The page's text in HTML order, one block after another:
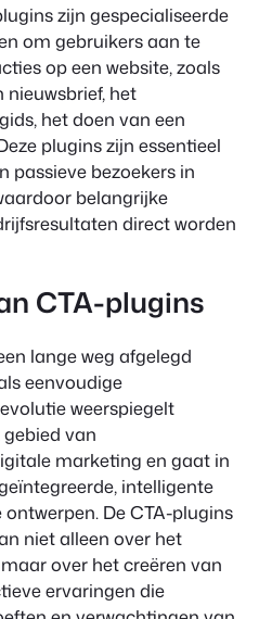
zijn gespecialiseerde
om gebruikers aan te
op een website, zoals
nieuwsbrief, het
het doen van een
plugins zijn essentieel
passieve bezoekers in
belangrijke
direct worden
CTA-plugins
lange weg afgelegd
eenvoudige
weerspiegelt
van
marketing en gaat in
intelligente
De CTA-plugins
niet alleen over het
over het creëren van
ervaringen die